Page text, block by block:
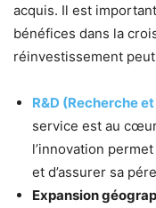
acquis. Il est
bénéfices dans la
réinvestissement
R&D (Recherche
service est au
l’innovation
et d’assurer sa
Expansion